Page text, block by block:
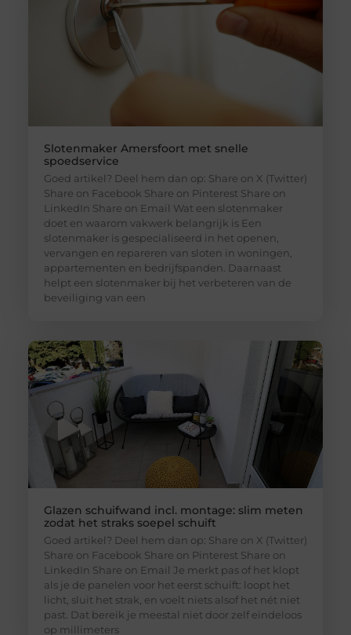
Slotenmaker Amersfoort met snelle
spoedservice
Goed artikel? Deel hem dan op: Share on X (Twitter)
Share on Facebook Share on Pinterest Share on
LinkedIn Share on Email Wat een slotenmaker
doet en waarom vakwerk belangrijk is Een
slotenmaker is gespecialiseerd in het openen,
vervangen en repareren van sloten in woningen,
appartementen en bedrijfspanden. Daarnaast
helpt een slotenmaker bij het verbeteren van de
beveiliging van een
Glazen schuifwand incl. montage: slim meten
zodat het straks soepel schuift
Goed artikel? Deel hem dan op: Share on X (Twitter)
Share on Facebook Share on Pinterest Share on
LinkedIn Share on Email Je merkt pas of het klopt
als je de panelen voor het eerst schuift: loopt het
licht, sluit het strak, en voelt niets alsof het nét niet
past. Dat bereik je meestal niet door zelf eindeloos
op millimeters